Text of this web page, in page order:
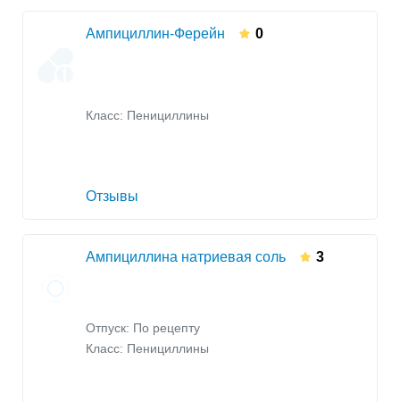
Ампициллин-Ферейн 0
Класс: Пенициллины
Отзывы
Ампициллина натриевая соль 3
Отпуск: По рецепту
Класс: Пенициллины